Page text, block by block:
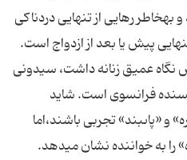
رهایى از تنهایى دردناكى
نگاه عمیق زنانه داشت، سیدونى
(1872-1954) نویسنده فرانسوى است. شاید
و «پاى‏بند» تجربى باشند،اما